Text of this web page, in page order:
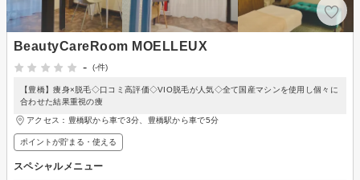
BeautyCareRoom MOELLEUX
-
(-件)
【豊橋】痩身×脱毛◇口コミ高評価◇VIO脱毛が人気◇全て国産マシンを使用し個々に
合わせた結果重視の痩
アクセス：豊橋駅から車で3分、豊橋駅から車で5分
ポイントが貯まる・使える
スペシャルメニュー